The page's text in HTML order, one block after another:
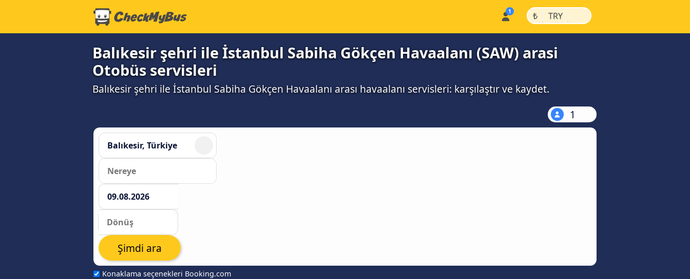
₺ | TRY |
Balıkesir şehri ile İstanbul Sabiha Gökçen Havaalanı (SAW) arasi
Otobüs servisleri
Balıkesir şehri ile İstanbul Sabiha Gökçen Havaalanı arası havaalanı servisleri: karşılaştır ve kaydet.
1
Konaklama seçenekleri Booking.com
Şimdi ara